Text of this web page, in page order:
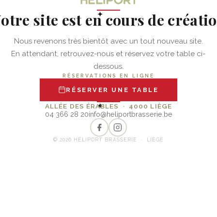
✦
site est en cours de
Nous revenons très bientôt avec un tout nouveau site.
En attendant, retrouvez-nous et réservez votre table ci-
dessous.
RÉSERVATIONS EN LIGNE
RÉSERVER UNE TABLE
✦
ALLÉE DES ÉRABLES · 4000 LIÈGE
04 366 28 20info@heliportbrasserie.be
© 2026 HÉLIPORT BRASSERIE · LIÈGE